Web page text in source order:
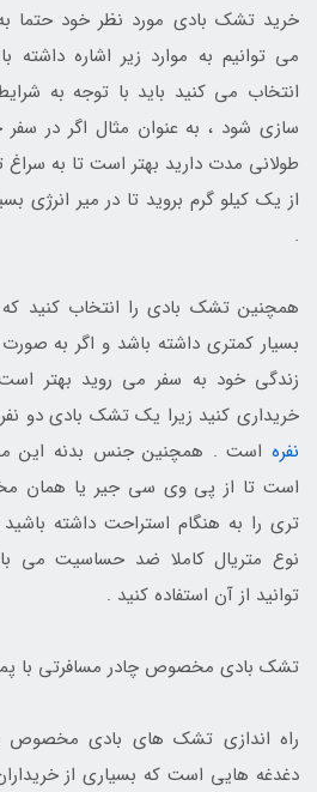
خرید تشک بادی مورد نظر خود حتما
می توانیم به موارد زیر اشاره
انتخاب می کنید باید با توجه به
سازی شود ، به عنوان مثال اگر در سفر
طولانی مدت دارید بهتر است تا به
از یک کیلو گرم بروید تا در میر انرژی
.
همچنین تشک بادی را انتخاب کنید
بسیار کمتری داشته باشد و اگر به
زندگی خود به سفر می روید بهتر
خریداری کنید زیرا یک تشک بادی دو
نفره است . همچنین جنس بدنه این
است تا از پی وی سی جیر یا همان
تری را به هنگام استراحت داشته
نوع متریال کاملا ضد حساسیت می
توانید از آن استفاده کنید .
تشک بادی مخصوص چادر مسافرتی با
راه اندازی تشک های بادی مخصوص
دغدغه هایی است که بسیاری از